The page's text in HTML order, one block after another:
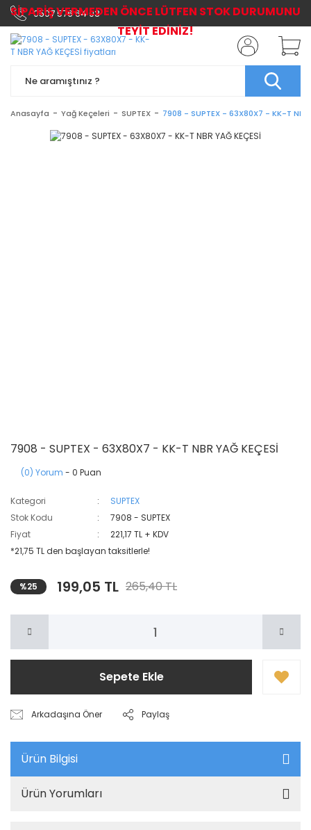
0507 576 64 03
Anasayfa Yağ Keçeleri SUPTEX 7908 - SUPTEX - 63X80X7 - KK-T NBR
7908 - SUPTEX - 63X80X7 - KK-T NBR YAĞ KEÇESİ
(0) Yorum - 0 Puan
Kategori
SUPTEX
Stok Kodu
7908 - SUPTEX
Fiyat
221,17 TL + KDV
*21,75 TL den başlayan taksitlerle!
%25 199,05 TL 265,40 TL
Sepete Ekle
Arkadaşına Öner Paylaş
Ürün Bilgisi
Ürün Yorumları
SİPARİŞ VERMEDEN ÖNCE LÜTFEN STOK DURUMUNU
TEYİT EDİNİZ!